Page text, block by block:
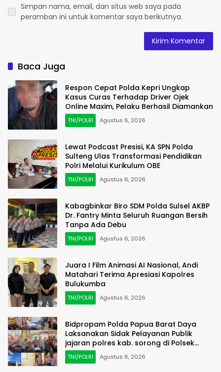
Simpan nama, email, dan situs web saya pada
peramban ini untuk komentar saya berikutnya.
Baca Juga
Respon Cepat Polda Kepri Ungkap
Kasus Curas Terhadap Driver Ojek
Online Maxim, Pelaku Berhasil Diamankan
TNI/POLRI Agustus 6, 2026
Lewat Podcast Presisi, KA SPN Polda
Sulteng Ulas Transformasi Pendidikan
Polri Melalui Kurikulum OBE
TNI/POLRI Agustus 6, 2026
Kabagbinkar Biro SDM Polda Sulsel AKBP
Dr. Fantry Minta Seluruh Ruangan Bersih
Tanpa Ada Debu
TNI/POLRI Agustus 6, 2026
Juara I Film Animasi AI Nasional, Andi
Matahari Terima Apresiasi Kapolres
Bulukumba
TNI/POLRI Agustus 6, 2026
Bidpropam Polda Papua Barat Daya
Laksanakan Sidak Pelayanan Publik
jajaran polres kab. sorong di Polsek
Salawati
TNI/POLRI Agustus 6, 2026